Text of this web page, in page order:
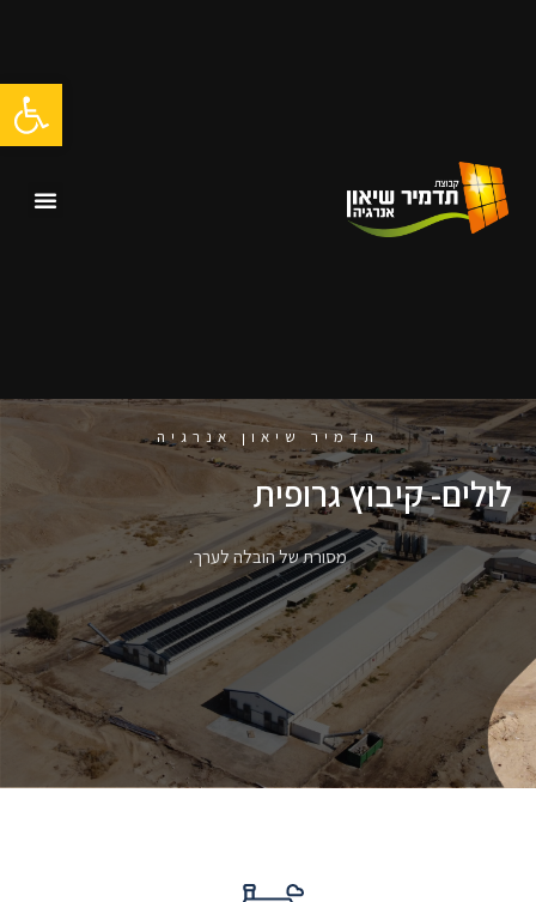
פתח
תדמיר שיאון אנרגיה
לולים- קיבוץ גרופית
מסורת של הובלה לערך.